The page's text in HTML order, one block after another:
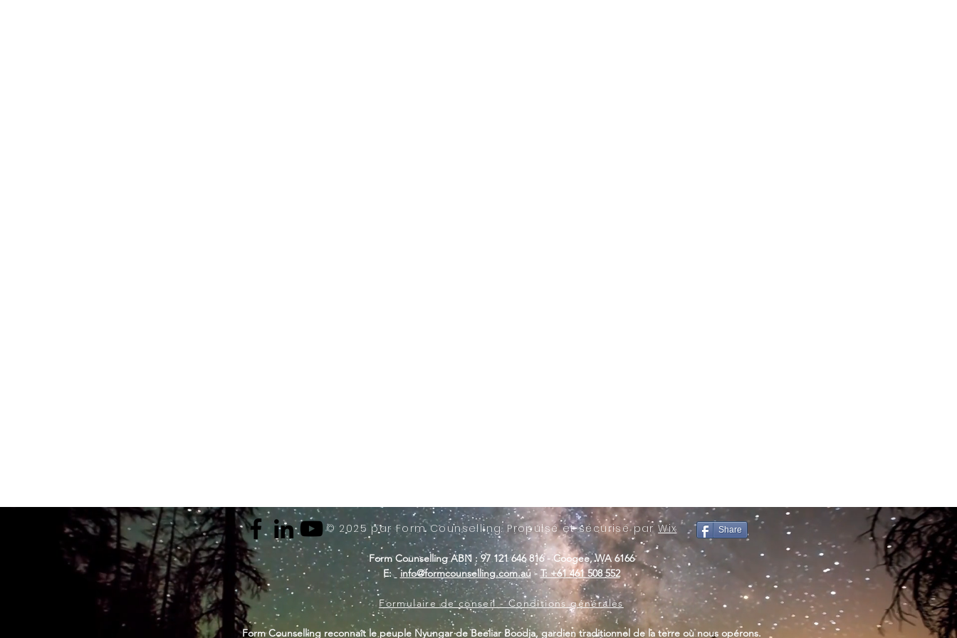
© 2025 par Form Counselling. Propulsé et sécurisé parWix
Form Counselling ABN : 97 121 646 816 - Coogee, WA 6166
E: info@formcounselling.com.au- T: +61 461 508 552
Formulaire de conseil - Conditions générales
Form Counselling reconnaît le peuple Nyungar de Beeliar Boodja, gardien traditionnel de la terre où nous opérons.
Share